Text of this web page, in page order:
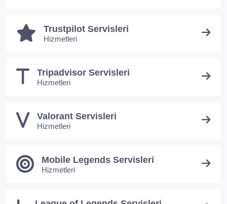
Trustpilot Servisleri
Hizmetleri
Tripadvisor Servisleri
Hizmetleri
Valorant Servisleri
Hizmetleri
Mobile Legends Servisleri
Hizmetleri